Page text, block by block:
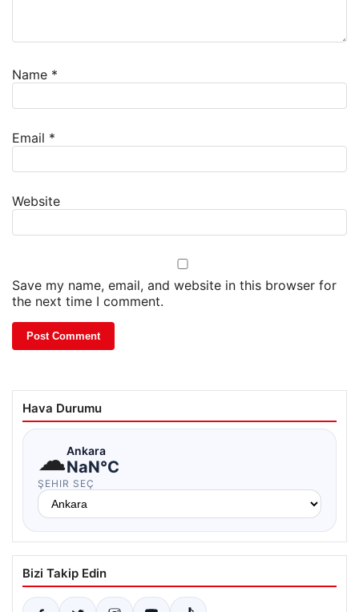
Name *
Email *
Website
Save my name, email, and website in this browser for
the next time I comment.
Hava Durumu
☁Ankara
NaN°C
ŞEHIR SEÇ
Bizi Takip Edin